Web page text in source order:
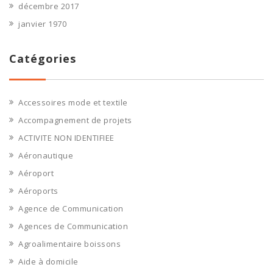
décembre 2017
janvier 1970
Catégories
Accessoires mode et textile
Accompagnement de projets
ACTIVITE NON IDENTIFIEE
Aéronautique
Aéroport
Aéroports
Agence de Communication
Agences de Communication
Agroalimentaire boissons
Aide à domicile